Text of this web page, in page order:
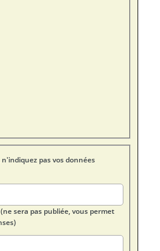
pas vos données
sera pas publiée, vous permet